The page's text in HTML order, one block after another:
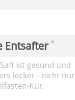
Entsafter*
ist gesund und
lecker - nicht nur
Kur.